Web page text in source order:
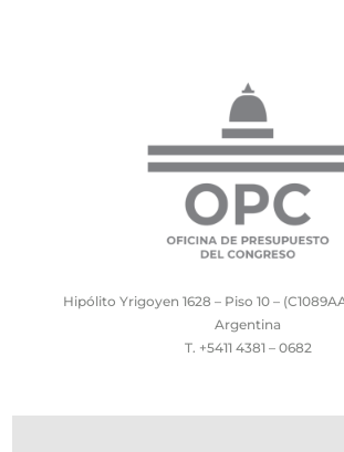
Hipólito Yrigoyen 1628 – Piso 10 –
Argentina
T. +5411 4381 – 0682